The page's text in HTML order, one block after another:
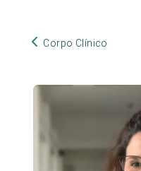
Corpo Clínico